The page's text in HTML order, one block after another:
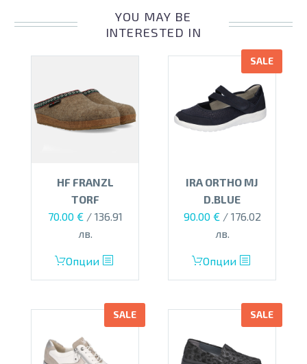
YOU MAY BE
INTERESTED IN
HF FRANZL
TORF
70.00 € / 136.91
лв.
Опции
This
product
multiple
variants.
The
SALE
IRA ORTHO MJ
D.BLUE
Original
125.00 €.
90.00 €Текущата
цена
90.00 €.
/ 176.02
лв.
Опции
This
product
multiple
variants.
The
SALE SALE